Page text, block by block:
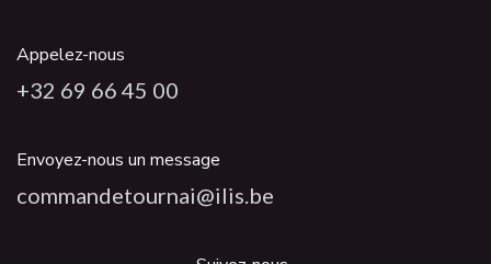
Appelez-nous
+32 69 66 45 00
Envoyez-nous un message
commandetournai@ilis.be